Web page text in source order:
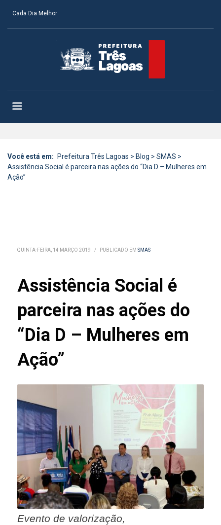
Cada Dia Melhor
Você está em: Prefeitura Três Lagoas > Blog > SMAS >
Assistência Social é parceira nas ações do “Dia D – Mulheres em
Ação”
QUINTA-FEIRA, 14 MARÇO 2019 / PUBLICADO EM SMAS
Assistência Social é
parceira nas ações do
“Dia D – Mulheres em
Ação”
Evento de valorização,